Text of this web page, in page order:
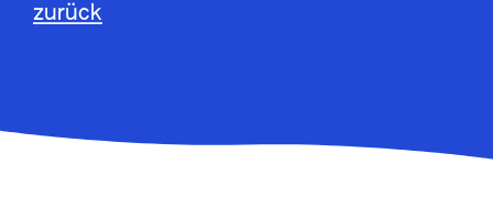
zurück